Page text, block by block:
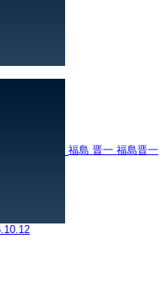
福島 晋一 福島晋一